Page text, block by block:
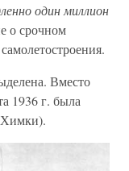
один миллион
о срочном
Вместо
1936 г. была
Химки).